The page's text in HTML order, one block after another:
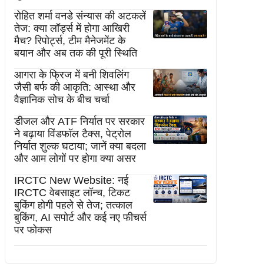
रोहित शर्मा वनडे संन्यास की अटकलें
तेज: क्या लॉर्ड्स में होगा आखिरी
मैच? रिपोर्ट्स, टीम मैनेजमेंट के
बयान और अब तक की पूरी स्थिति
आगरा के फ्रिज में बनी शिवलिंग
जैसी बर्फ की आकृति: आस्था और
वैज्ञानिक सोच के बीच चर्चा
डीजल और ATF निर्यात पर सरकार
ने बढ़ाया विंडफॉल टैक्स, पेट्रोल
निर्यात शुल्क घटाया; जानें क्या बदला
और आम लोगों पर होगा क्या असर
IRCTC New Website: नई
IRCTC वेबसाइट लॉन्च, टिकट
बुकिंग होगी पहले से तेज; तत्काल
बुकिंग, AI सपोर्ट और कई नए फीचर्स
पर फोकस